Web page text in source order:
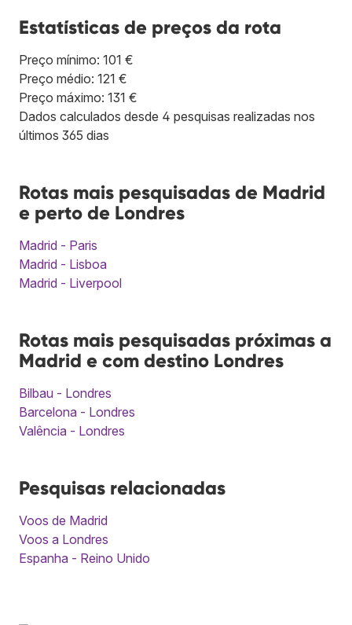
Estatísticas de preços da rota
Preço mínimo: 101 €
Preço médio: 121 €
Preço máximo: 131 €
Dados calculados desde 4 pesquisas realizadas nos
últimos 365 dias
Rotas mais pesquisadas de Madrid
e perto de Londres
Madrid - Paris
Madrid - Lisboa
Madrid - Liverpool
Rotas mais pesquisadas próximas a
Madrid e com destino Londres
Bilbau - Londres
Barcelona - Londres
Valência - Londres
Pesquisas relacionadas
Voos de Madrid
Voos a Londres
Espanha - Reino Unido